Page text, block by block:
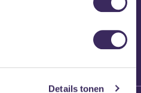
Details tonen
Brennt Vanneste